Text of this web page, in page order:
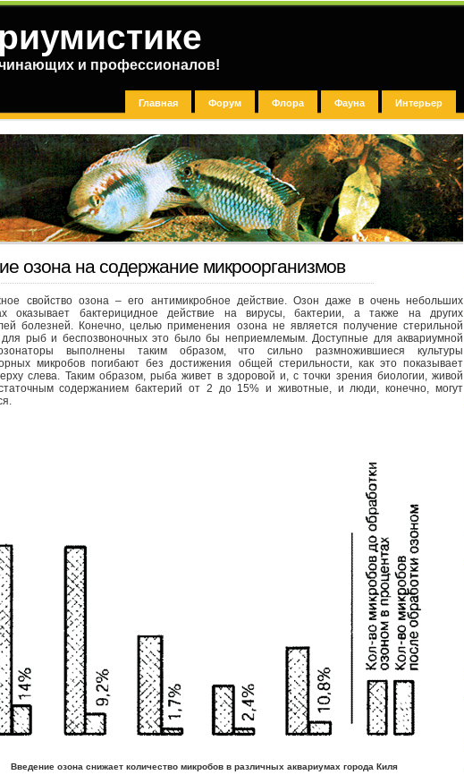
и профессионалов!
Главная Форум Флора Фауна Интерьер
озона на содержание микроорганизмов
свойство озона – его антимикробное действие. Озон даже в очень небольших
оказывает бактерицидное действие на вирусы, бактерии, а также на других
болезней. Конечно, целью применения озона не является получение стерильной
для рыб и беспозвоночных это было бы неприемлемым. Доступные для аквариумной
выполнены таким образом, что сильно размножившиеся культуры
микробов погибают без достижения общей стерильности, как это показывает
слева. Таким образом, рыба живет в здоровой и, с точки зрения биологии, живой
содержанием бактерий от 2 до 15% и животные, и люди, конечно, могут
Введение озона снижает количество микробов в различных аквариумах города Киля